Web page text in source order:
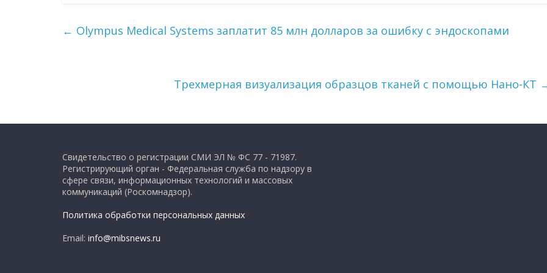
← Olympus Medical Systems заплатит 85 млн долларов за ошибку с эндоскопами
Трехмерная визуализация образцов тканей с помощью Нано-КТ
Свидетельство о регистрации СМИ ЭЛ № ФС 77 - 71987.
Регистрирующий орган - Федеральная служба по надзору в
сфере связи, информационных технологий и массовых
коммуникаций (Роскомнадзор).
Политика обработки персональных данных
Email: info@mibsnews.ru